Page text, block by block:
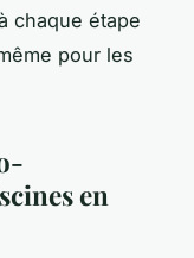
chaque étape
pour les
en